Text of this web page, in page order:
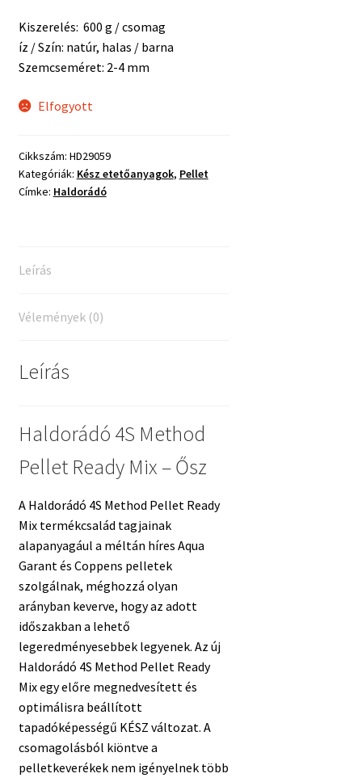
Kiszerelés: 600 g / csomag
íz / Szín: natúr, halas / barna
Szemcseméret: 2-4 mm
Elfogyott
Cikkszám: HD29059
Kategóriák: Kész etetőanyagok, Pellet
Címke: Haldorádó
Leírás
Vélemények (0)
Leírás
Haldorádó 4S Method
Pellet Ready Mix – Ősz
A Haldorádó 4S Method Pellet Ready
Mix termékcsalád tagjainak
alapanyagául a méltán híres Aqua
Garant és Coppens pelletek
szolgálnak, méghozzá olyan
arányban keverve, hogy az adott
időszakban a lehető
legeredményesebbek legyenek. Az új
Haldorádó 4S Method Pellet Ready
Mix egy előre megnedvesített és
optimálisra beállított
tapadóképességű KÉSZ változat. A
csomagolásból kiöntve a
pelletkeverékek nem igényelnek több